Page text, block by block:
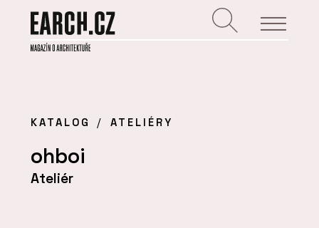
KATALOG ATELIÉRY
ohboi
Ateliér